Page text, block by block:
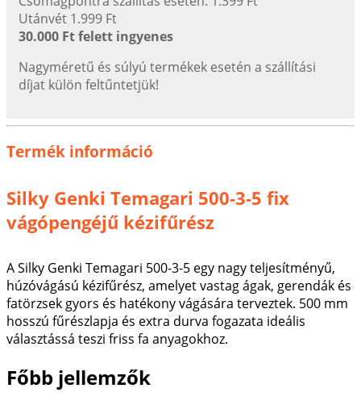
Utánvét 1.999 Ft
30.000 Ft felett ingyenes
Nagyméretű és súlyú termékek esetén a szállítási
díjat külön feltűntetjük!
Termék információ
Silky Genki Temagari 500-3-5 fix
vágópengéjű kézifűrész
A Silky Genki Temagari 500-3-5 egy nagy teljesítményű,
húzóvágású kézifűrész, amelyet vastag ágak, gerendák és
fatörzsek gyors és hatékony vágására terveztek. 500 mm
hosszú fűrészlapja és extra durva fogazata ideális
választássá teszi friss fa anyagokhoz.
Főbb jellemzők